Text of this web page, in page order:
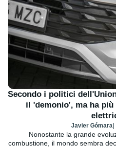
Secondo i politici
il 'demonio', ma ha
Javier Gómara
Nonostante la grande
combustione, il mondo sembra